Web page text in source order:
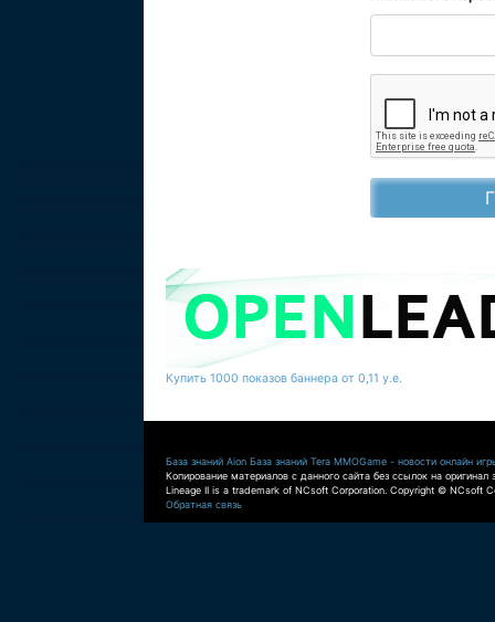
Купить 1000 показов баннера от 0,11 у.е.
База знаний Aion База знаний Tera MMOGame - новости онлайн
Копирование материалов с данного сайта без ссылок на оригинал
Lineage II is a trademark of NCsoft Corporation. Copyright © NCsoft
Обратная связь